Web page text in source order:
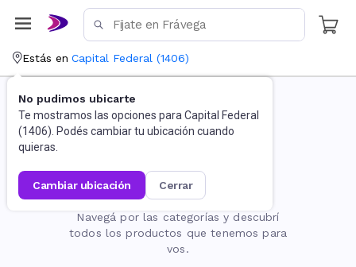
Estás en Capital Federal (1406)
No pudimos ubicarte
Te mostramos las opciones para Capital Federal
(1406). Podés cambiar tu ubicación cuando
quieras.
cambiar ubicación cerrar
La página no existe
Navegá por las categorías y descubrí
todos los productos que tenemos para
vos.